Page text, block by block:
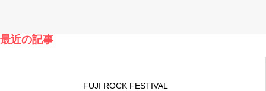
最近の記事
FUJI ROCK FESTIVAL